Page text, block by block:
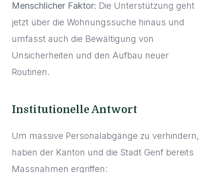
Menschlicher Faktor: Die Unterstützung geht
jetzt über die Wohnungssuche hinaus und
umfasst auch die Bewältigung von
Unsicherheiten und den Aufbau neuer
Routinen.
Institutionelle Antwort
Um massive Personalabgänge zu verhindern,
haben der Kanton und die Stadt Genf bereits
Massnahmen ergriffen: